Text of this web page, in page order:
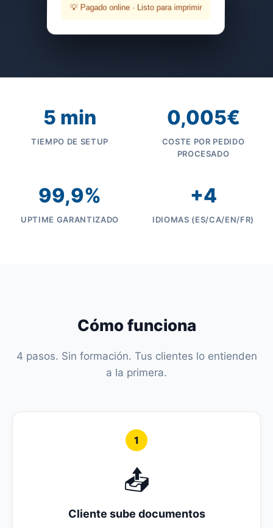
💡 Pagado online · Listo para imprimir
5 min
TIEMPO DE SETUP
0,005€
COSTE POR PEDIDO
PROCESADO
99,9%
UPTIME GARANTIZADO
+4
IDIOMAS (ES/CA/EN/FR)
Cómo funciona
4 pasos. Sin formación. Tus clientes lo entienden
a la primera.
1
📤
Cliente sube documentos